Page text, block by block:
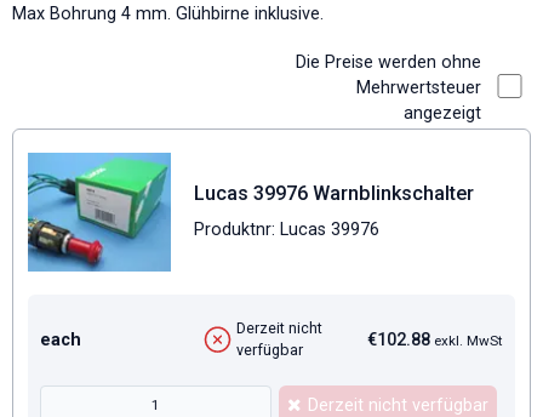
Max Bohrung 4 mm. Glühbirne inklusive.
Die Preise werden ohne
Mehrwertsteuer
angezeigt
Lucas 39976 Warnblinkschalter
Produktnr: Lucas 39976
each €102.88 exkl. MwSt
Derzeit nicht
verfügbar
Derzeit nicht verfügbar